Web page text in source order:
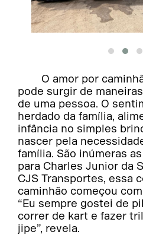
O amor por
pode surgir de
de uma pessoa. O
herdado da família,
infância no simples
nascer pela
família. São inúmeras
para Charles Junior da
CJS Transportes, essa
caminhão começou
“Eu sempre gostei de
correr de kart e fazer
jipe”, revela.